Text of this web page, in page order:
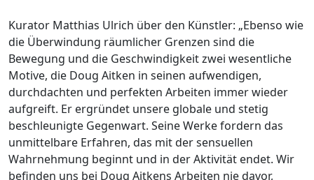
Kurator Matthias Ulrich über den Künstler: „Ebenso wie
die Überwindung räumlicher Grenzen sind die
Bewegung und die Geschwindigkeit zwei wesentliche
Motive, die Doug Aitken in seinen aufwendigen,
durchdachten und perfekten Arbeiten immer wieder
aufgreift. Er ergründet unsere globale und stetig
beschleunigte Gegenwart. Seine Werke fordern das
unmittelbare Erfahren, das mit der sensuellen
Wahrnehmung beginnt und in der Aktivität endet. Wir
befinden uns bei Doug Aitkens Arbeiten nie davor,